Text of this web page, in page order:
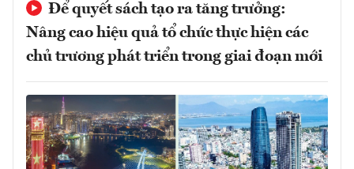
Để quyết sách tạo ra tăng trưởng:
Nâng cao hiệu quả tổ chức thực hiện các
chủ trương phát triển trong giai đoạn mới